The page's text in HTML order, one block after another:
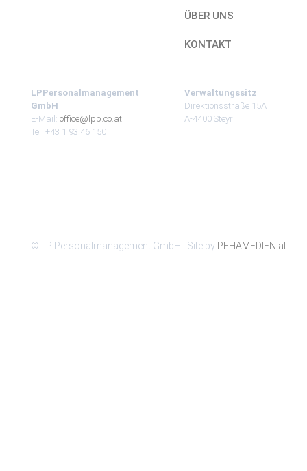
ÜBER UNS
KONTAKT
LPPersonalmanagement
GmbH
E-Mail: office@lpp.co.at
Tel: +43 1 93 46 150
Verwaltungssitz
Direktionsstraße 15A
A-4400 Steyr
© LP Personalmanagement GmbH | Site by PEHAMEDIEN.at